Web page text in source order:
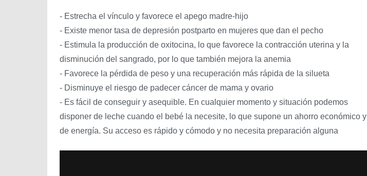
- Estrecha el vínculo y favorece el apego madre-hijo
- Existe menor tasa de depresión postparto en mujeres que dan el pecho
- Estimula la producción de oxitocina, lo que favorece la contracción uterina y la
disminución del sangrado, por lo que también mejora la anemia
- Favorece la pérdida de peso y una recuperación más rápida de la silueta
- Disminuye el riesgo de padecer cáncer de mama y ovario
- Es fácil de conseguir y asequible. En cualquier momento y situación podemos
disponer de leche cuando el bebé la necesite, lo que supone un ahorro económico y
de energía. Su acceso es rápido y cómodo y no necesita preparación alguna